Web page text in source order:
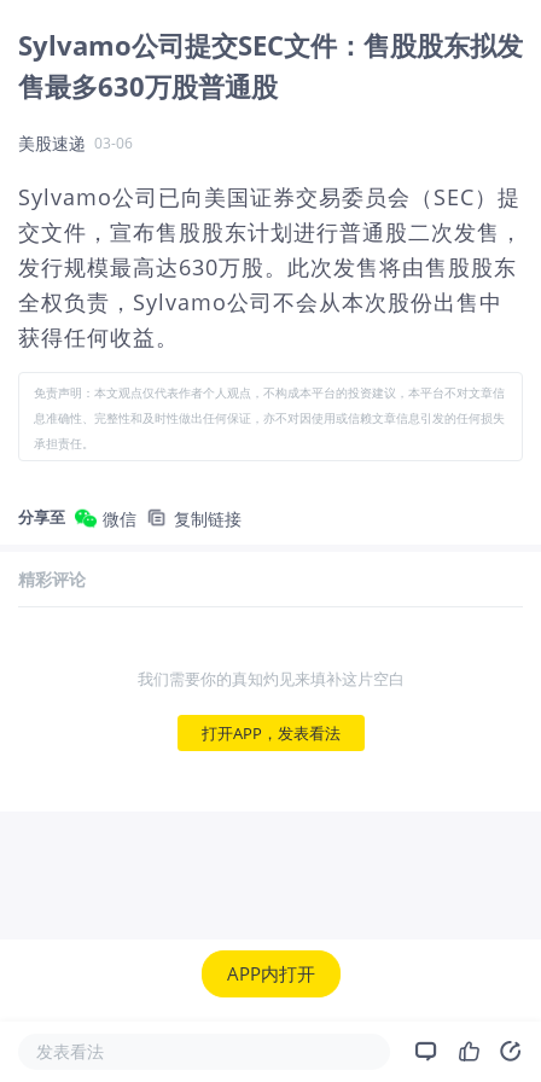
Sylvamo公司提交SEC文件：售股股东拟发
售最多630万股普通股
美股速递 03-06
Sylvamo公司已向美国证券交易委员会（SEC）提
交文件，宣布售股股东计划进行普通股二次发售，
发行规模最高达630万股。此次发售将由售股股东
全权负责，Sylvamo公司不会从本次股份出售中
获得任何收益。
免责声明：本文观点仅代表作者个人观点，不构成本平台的投资建议，本平台不对文章信
息准确性、完整性和及时性做出任何保证，亦不对因使用或信赖文章信息引发的任何损失
承担责任。
分享至 微信 复制链接
精彩评论
我们需要你的真知灼见来填补这片空白
打开APP，发表看法
APP内打开
发表看法